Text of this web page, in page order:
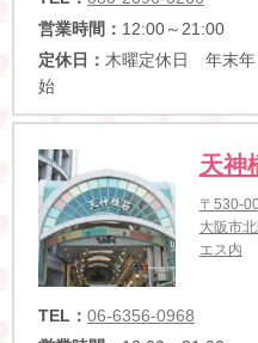
営業時間： 12:00～21:00
定休日： 木曜定休日 年末年
始
天神
〒530-
大阪市
エス内
TEL： 06-6356-0968